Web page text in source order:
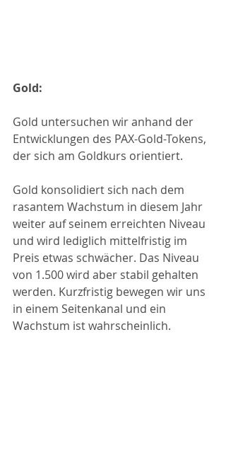
Gold:
Gold untersuchen wir anhand der
Entwicklungen des PAX-Gold-Tokens,
der sich am Goldkurs orientiert.
Gold konsolidiert sich nach dem
rasantem Wachstum in diesem Jahr
weiter auf seinem erreichten Niveau
und wird lediglich mittelfristig im
Preis etwas schwächer. Das Niveau
von 1.500 wird aber stabil gehalten
werden. Kurzfristig bewegen wir uns
in einem Seitenkanal und ein
Wachstum ist wahrscheinlich.